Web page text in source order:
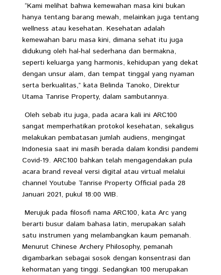
“Kami melihat bahwa kemewahan masa kini bukan
hanya tentang barang mewah, melainkan juga tentang
wellness atau kesehatan. Kesehatan adalah
kemewahan baru masa kini, dimana sehat itu juga
didukung oleh hal-hal sederhana dan bermakna,
seperti keluarga yang harmonis, kehidupan yang dekat
dengan unsur alam, dan tempat tinggal yang nyaman
serta berkualitas,” kata Belinda Tanoko, Direktur
Utama Tanrise Property, dalam sambutannya.
Oleh sebab itu juga, pada acara kali ini ARC100
sangat memperhatikan protokol kesehatan, sekaligus
melakukan pembatasan jumlah audiens, mengingat
Indonesia saat ini masih berada dalam kondisi pandemi
Covid-19. ARC100 bahkan telah mengagendakan pula
acara brand reveal versi digital atau virtual melalui
channel Youtube Tanrise Property Official pada 28
Januari 2021, pukul 18:00 WIB.
Merujuk pada filosofi nama ARC100, kata Arc yang
berarti busur dalam bahasa latin, merupakan salah
satu instrumen yang melambangkan kaum pemanah.
Menurut Chinese Archery Philosophy, pemanah
digambarkan sebagai sosok dengan konsentrasi dan
kehormatan yang tinggi. Sedangkan 100 merupakan